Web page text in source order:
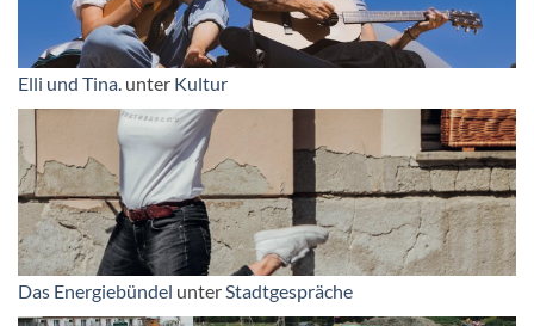
Elli und Tina. unter Kultur
Das Energiebündel unter Stadtgespräche